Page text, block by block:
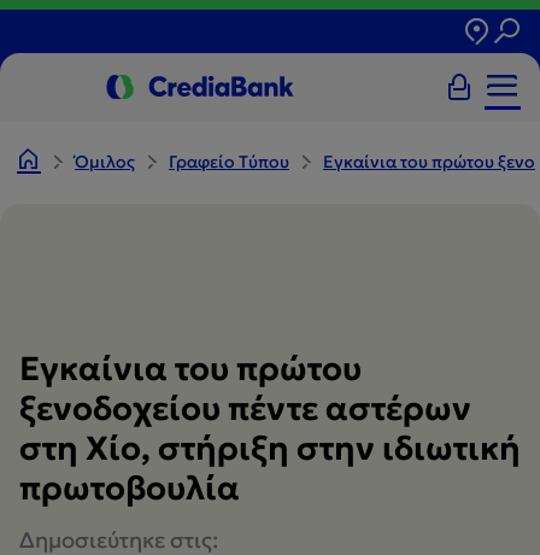
Όμιλος Γραφείο Tύπου Εγκαίνια του πρώτου
Εγκαίνια του πρώτου
ξενοδοχείου πέντε αστέρων
στη Χίο, στήριξη στην ιδιωτική
πρωτοβουλία
Δημοσιεύτηκε στις: